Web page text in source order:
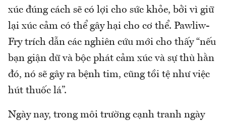
xúc đúng cách sẽ có lợi cho sức khỏe, bởi vì giữ
lại xúc cảm có thể gây hại cho cơ thể. Pawliw-
Fry trích dẫn các nghiên cứu mới cho thấy “nếu
bạn giận dữ và bộc phát cảm xúc và sự thù hằn
đó, nó sẽ gây ra bệnh tim, cũng tồi tệ như việc
hút thuốc lá”.
Ngày nay, trong môi trường cạnh tranh ngày